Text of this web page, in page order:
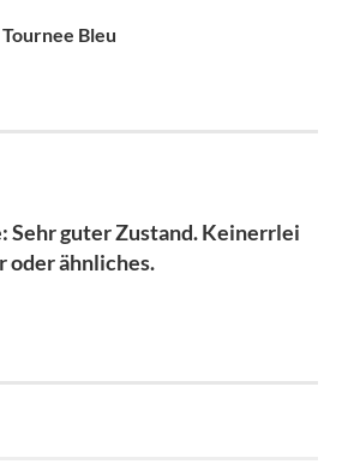
Bleu
Sehr guter Zustand. Keinerrlei
oder ähnliches.